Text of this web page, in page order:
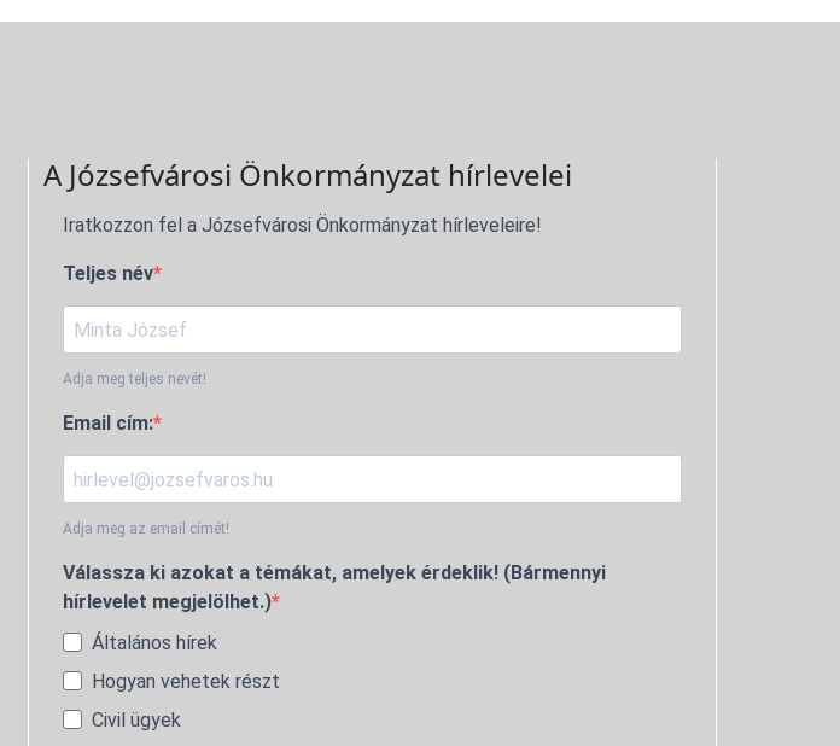
A Józsefvárosi Önkormányzat hírlevelei
Iratkozzon fel a Józsefvárosi Önkormányzat hírleveleire!
Teljes név
Adja meg teljes nevét!
Email cím:
Adja meg az email címét!
Válassza ki azokat a témákat, amelyek érdeklik! (Bármennyi
hírlevelet megjelölhet.)
Általános hírek
Hogyan vehetek részt
Civil ügyek